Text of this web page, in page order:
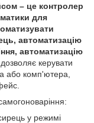
– це контролер
для
автоматизацію
автоматизацію
керувати
або комп'ютера,
у режимі